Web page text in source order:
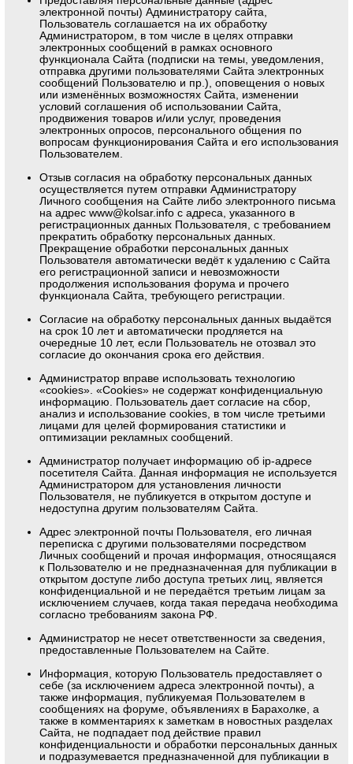
электронной почты) Администратору сайта,
Пользователь соглашается на их обработку
Администратором, в том числе в целях отправки
электронных сообщений в рамках основного
функционала Сайта (подписки на темы, уведомления,
отправка другими пользователями Сайта электронных
сообщений Пользователю и пр.), оповещения о новых
или изменённых возможностях Сайта, изменении
условий соглашения об использовании Сайта,
продвижения товаров и/или услуг, проведения
электронных опросов, персонального общения по
вопросам функционирования Сайта и его использования
Пользователем.
Отзыв согласия на обработку персональных данных
осуществляется путем отправки Администратору
Личного сообщения на Сайте либо электронного письма
на адресwww@kolsar.info с адреса, указанного в
регистрационных данных Пользователя, с требованием
прекратить обработку персональных данных.
Прекращение обработки персональных данных
Пользователя автоматически ведёт к удалению с Сайта
его регистрационной записи и невозможности
продолжения использования форума и прочего
функционала Сайта, требующего регистрации.
Согласие на обработку персональных данных выдаётся
на срок 10 лет и автоматически продляется на
очередные 10 лет, если Пользователь не отозвал это
согласие до окончания срока его действия.
Администратор вправе использовать технологию
«cookies». «Cookies» не содержат конфиденциальную
информацию. Пользователь дает согласие на сбор,
анализ и использование cookies, в том числе третьими
лицами для целей формирования статистики и
оптимизации рекламных сообщений.
Администратор получает информацию об ip-адресе
посетителя Сайта. Данная информация не используется
Администратором для установления личности
Пользователя, не публикуется в открытом доступе и
недоступна другим пользователям Сайта.
Адрес электронной почты Пользователя, его личная
переписка с другими пользователями посредством
Личных сообщений и прочая информация, относящаяся
к Пользователю и не предназначенная для публикации в
открытом доступе либо доступа третьих лиц, является
конфиденциальной и не передаётся третьим лицам за
исключением случаев, когда такая передача необходима
согласно требованиям закона РФ.
Администратор не несет ответственности за сведения,
предоставленные Пользователем на Сайте.
Информация, которую Пользователь предоставляет о
себе (за исключением адреса электронной почты), а
также информация, публикуемая Пользователем в
сообщениях на форуме, объявлениях в Барахолке, а
также в комментариях к заметкам в новостных разделах
Сайта, не подпадает под действие правил
конфиденциальности и обработки персональных данных
и подразумевается предназначенной для публикации в